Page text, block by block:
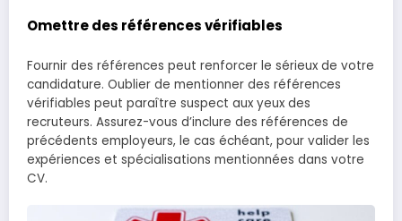
Omettre des références vérifiables
Fournir des références peut renforcer le sérieux de votre
candidature. Oublier de mentionner des références
vérifiables peut paraître suspect aux yeux des
recruteurs. Assurez-vous d’inclure des références de
précédents employeurs, le cas échéant, pour valider les
expériences et spécialisations mentionnées dans votre
CV.